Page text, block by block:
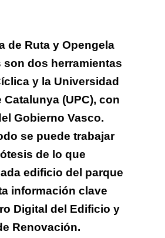
de Ruta y Opengela
son dos herramientas
y la Universidad
(UPC), con
Gobierno Vasco.
se puede trabajar
de lo que
edificio del parque
información clave
Digital del Edificio y
Renovación.